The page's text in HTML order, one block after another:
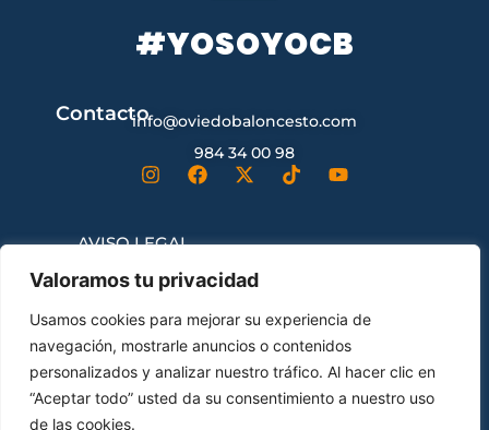
Valoramos tu privacidad
Usamos cookies para mejorar su experiencia de
navegación, mostrarle anuncios o contenidos
personalizados y analizar nuestro tráfico. Al hacer clic en
“Aceptar todo” usted da su consentimiento a nuestro uso
de las cookies.
#YOSOYOCB
Contactoinfo@oviedobaloncesto.com
984 34 00 98
AVISO LEGAL
CONTRATACIÓN
ENVÍOS Y DEVOLUCIONES